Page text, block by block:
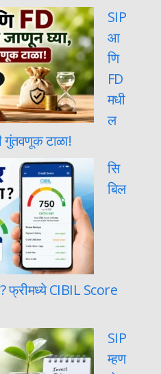
SIP
आ
णि
FD
मधी
ल
गुंतवणूक टाळा!
सि
बिल
फ्रीमध्ये CIBIL Score
SIP
म्हण